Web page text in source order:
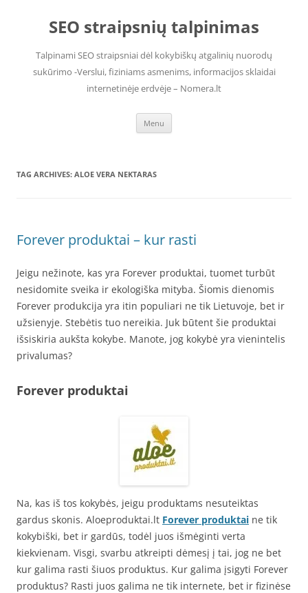
contentSEO straipsnių talpinimas
Talpinami SEO straipsniai dėl kokybiškų atgalinių nuorodų
sukūrimo -Verslui, fiziniams asmenims, informacijos sklaidai
internetinėje erdvėje – Nomera.lt
Menu
TAG ARCHIVES: ALOE VERA NEKTARAS
Forever produktai – kur rasti
Jeigu nežinote, kas yra Forever produktai, tuomet turbūt
nesidomite sveika ir ekologiška mityba. Šiomis dienomis
Forever produkcija yra itin populiari ne tik Lietuvoje, bet ir
užsienyje. Stebėtis tuo nereikia. Juk būtent šie produktai
išsiskiria aukšta kokybe. Manote, jog kokybė yra vienintelis
privalumas?
Forever produktai
Na, kas iš tos kokybės, jeigu produktams nesuteiktas
gardus skonis. Aloeproduktai.lt Forever produktai ne tik
kokybiški, bet ir gardūs, todėl juos išmėginti verta
kiekvienam. Visgi, svarbu atkreipti dėmesį į tai, jog ne bet
kur galima rasti šiuos produktus. Kur galima įsigyti Forever
produktus? Rasti juos galima ne tik internete, bet ir fizinėse